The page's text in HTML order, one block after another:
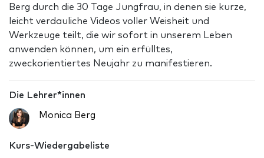
Berg durch die 30 Tage Jungfrau, in denen sie kurze,
leicht verdauliche Videos voller Weisheit und
Werkzeuge teilt, die wir sofort in unserem Leben
anwenden können, um ein erfülltes,
zweckorientiertes Neujahr zu manifestieren.
Die Lehrer*innen
Monica Berg
Kurs-Wiedergabeliste